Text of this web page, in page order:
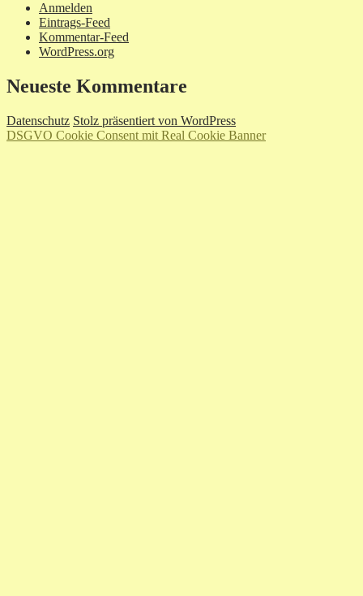
Anmelden
Eintrags-Feed
Kommentar-Feed
WordPress.org
Neueste Kommentare
Datenschutz Stolz präsentiert von WordPress
DSGVO Cookie Consent mit Real Cookie Banner